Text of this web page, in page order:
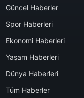
Güncel Haberler
Spor Haberleri
Ekonomi Haberleri
Yaşam Haberleri
Dünya Haberleri
Tüm Haberler